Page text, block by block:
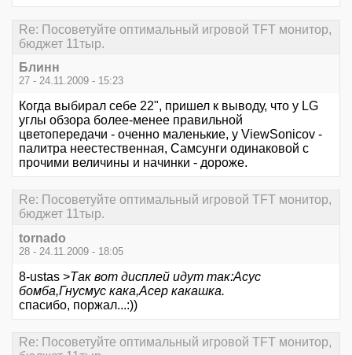
Re: Посоветуйте оптимальный игровой TFT монитор,
бюджет 11тыр.
Блинн
27 - 24.11.2009 - 15:23
Когда выбирал себе 22", пришел к выводу, что у LG
углы обзора более-менее правильной
цветопередачи - оченно маленькие, у ViewSonicov -
палитра неестественная, Самсунги одинаковой с
прочими величины и начинки - дороже.
Re: Посоветуйте оптимальный игровой TFT монитор,
бюджет 11тыр.
tornado
28 - 24.11.2009 - 18:05
8-ustas >Так вот дисплей идут так:Асус
бомба,Гнусмус кака,Асер какашка.
спасибо, поржал...:))
Re: Посоветуйте оптимальный игровой TFT монитор,